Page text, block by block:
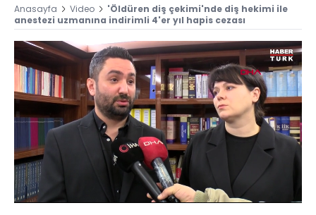
Anasayfa Video
'Öldüren diş çekimi'nde diş hekimi ile
anestezi uzmanına indirimli 4'er yıl hapis cezası
Aç
480
Yüklendi
11.58%
Oynatma
Hızı